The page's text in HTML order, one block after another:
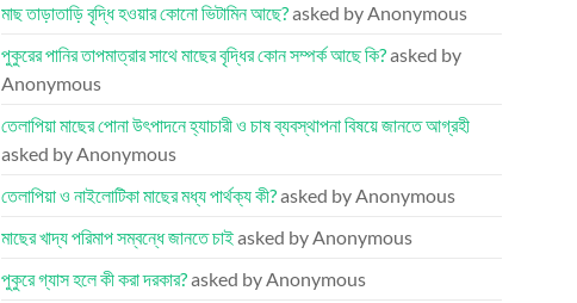
মাছ তাড়াতাড়ি বৃদ্ধি হওয়ার কোনো ভিটামিন আছে?asked by Anonymous
পুকুরের পানির তাপমাত্রার সাথে মাছের বৃদ্ধির কোন সম্পর্ক আছে কি?asked by
Anonymous
তেলাপিয়া মাছের পোনা উৎপাদনে হ্যাচারী ও চাষ ব্যবস্থাপনা বিষয়ে জানতে আগ্রহী
asked by Anonymous
তেলাপিয়া ও নাইলোটিকা মাছের মধ্য পার্থক্য কী?asked by Anonymous
মাছের খাদ্য পরিমাপ সম্বন্ধে জানতে চাইasked by Anonymous
পুকুরে গ্যাস হলে কী করা দরকার?asked by Anonymous